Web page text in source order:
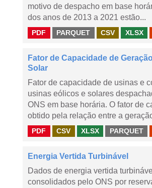
motivo de despacho em base
dos anos de 2013 a 2021 estão...
PDF PARQUET CSV XLSX
Fator de Capacidade de
Solar
Fator de capacidade de usinas e
usinas eólicos e solares
ONS em base horária. O fator de
obtido pela relação entre a
PDF CSV XLSX PARQUET
Energia Vertida Turbinável
Dados de energia vertida
consolidados pelo ONS por